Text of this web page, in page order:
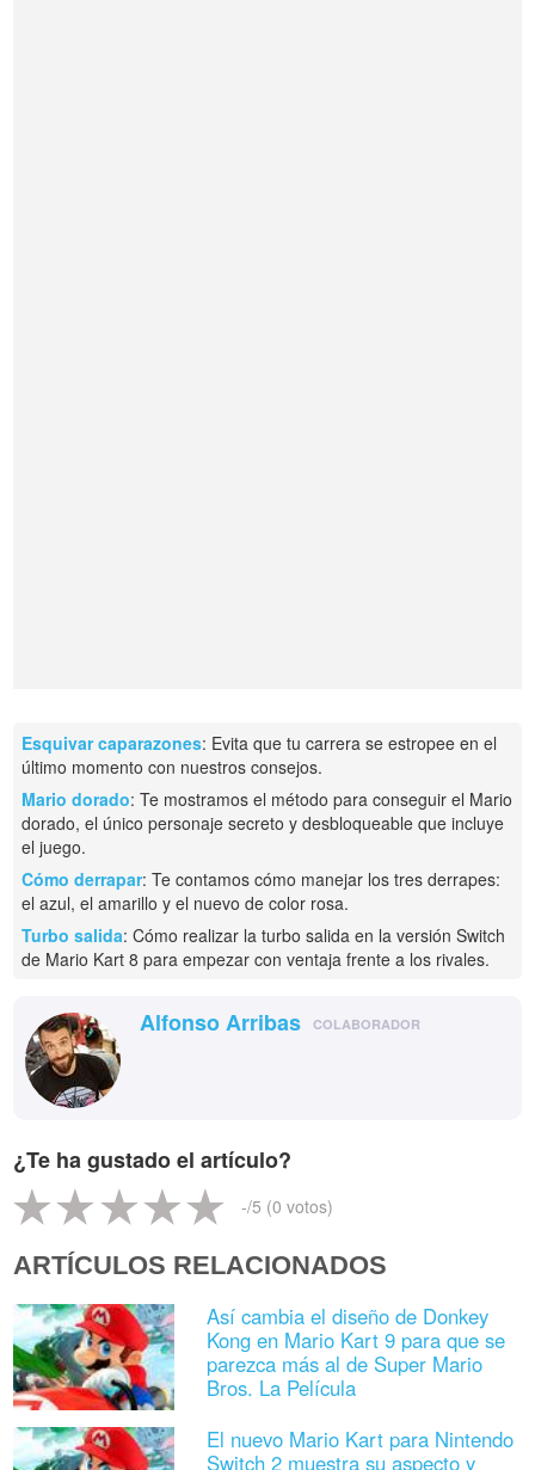
Esquivar caparazones: Evita que tu carrera se estropee en el
último momento con nuestros consejos.
Mario dorado: Te mostramos el método para conseguir el Mario
dorado, el único personaje secreto y desbloqueable que incluye
el juego.
Cómo derrapar: Te contamos cómo manejar los tres derrapes:
el azul, el amarillo y el nuevo de color rosa.
Turbo salida: Cómo realizar la turbo salida en la versión Switch
de Mario Kart 8 para empezar con ventaja frente a los rivales.
Alfonso Arribas COLABORADOR
¿Te ha gustado el artículo?
-/5 (0 votos)
ARTÍCULOS RELACIONADOS
Así cambia el diseño de Donkey
Kong en Mario Kart 9 para que se
parezca más al de Super Mario
Bros. La Película
El nuevo Mario Kart para Nintendo
Switch 2 muestra su aspecto y